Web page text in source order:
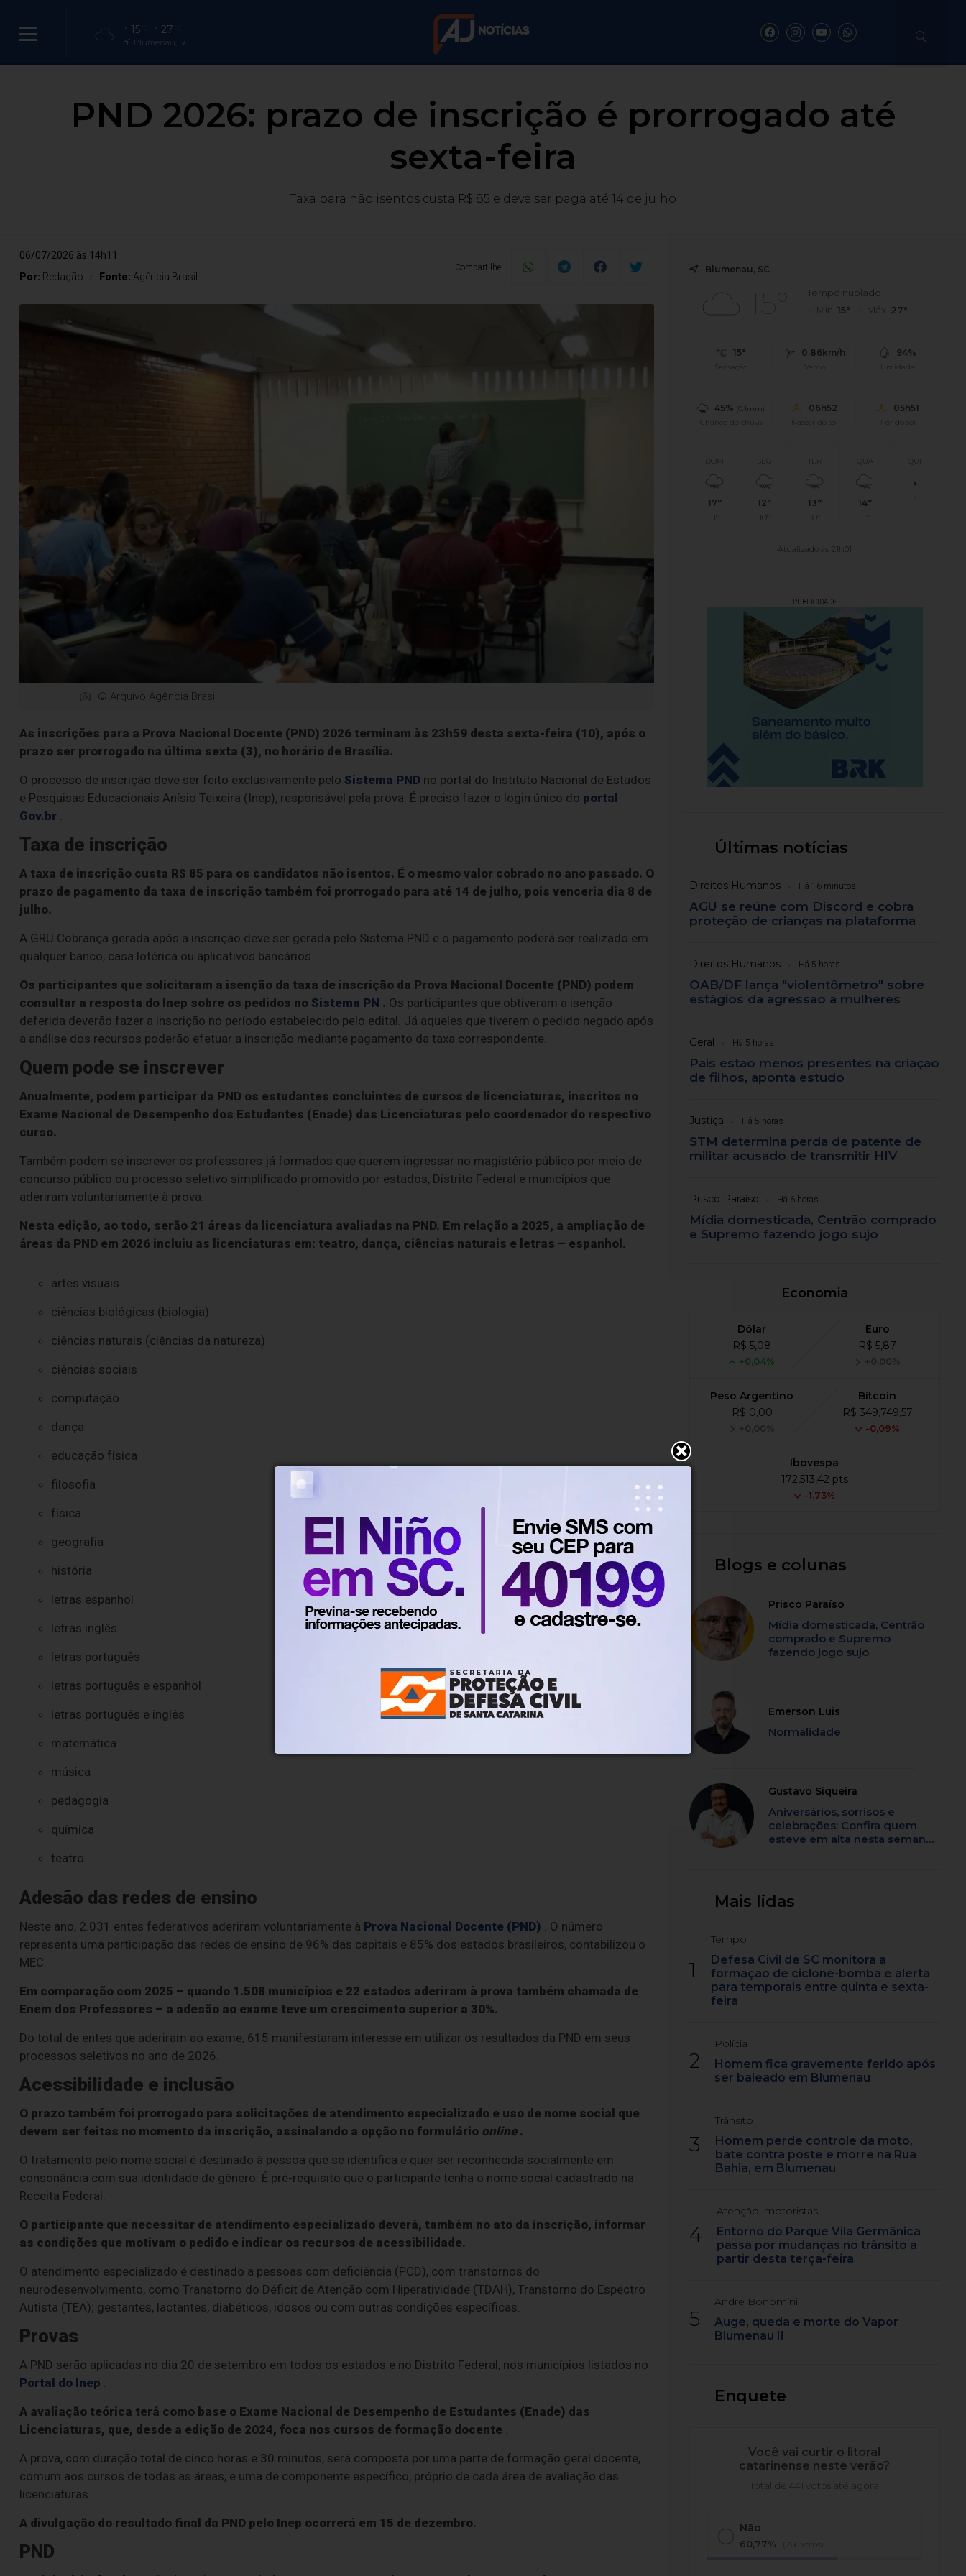
15 27
Blumenau, SC
PND 2026: prazo de inscrição é prorrogado até
sexta-feira
Taxa para não isentos custa R$ 85 e deve ser paga até 14 de julho
06/07/2026 às 14h11
Por: Redação Fonte: Agência Brasil
Compartilhe:
© Arquivo Agência Brasil
As inscrições para a Prova Nacional Docente (PND) 2026 terminam às 23h59 desta sexta-feira (10), após o
prazo ser prorrogado na última sexta (3), no horário de Brasília.
O processo de inscrição deve ser feito exclusivamente pelo Sistema PND no portal do Instituto Nacional de Estudos
e Pesquisas Educacionais Anísio Teixeira (Inep), responsável pela prova. É preciso fazer o login único do portal
Gov.br .
Taxa de inscrição
A taxa de inscrição custa R$ 85 para os candidatos não isentos. É o mesmo valor cobrado no ano passado. O
prazo de pagamento da taxa de inscrição também foi prorrogado para até 14 de julho, pois venceria dia 8 de
julho.
A GRU Cobrança gerada após a inscrição deve ser gerada pelo Sistema PND e o pagamento poderá ser realizado em
qualquer banco, casa lotérica ou aplicativos bancários
Os participantes que solicitaram a isenção da taxa de inscrição da Prova Nacional Docente (PND) podem
consultar a resposta do Inep sobre os pedidos no Sistema PN . Os participantes que obtiveram a isenção
deferida deverão fazer a inscrição no período estabelecido pelo edital. Já aqueles que tiverem o pedido negado após
a análise dos recursos poderão efetuar a inscrição mediante pagamento da taxa correspondente.
Quem pode se inscrever
Anualmente, podem participar da PND os estudantes concluintes de cursos de licenciaturas, inscritos no
Exame Nacional de Desempenho dos Estudantes (Enade) das Licenciaturas pelo coordenador do respectivo
curso.
Também podem se inscrever os professores já formados que querem ingressar no magistério público por meio de
concurso público ou processo seletivo simplificado promovido por estados, Distrito Federal e municípios que
aderiram voluntariamente à prova.
Nesta edição, ao todo, serão 21 áreas da licenciatura avaliadas na PND. Em relação a 2025, a ampliação de
áreas da PND em 2026 incluiu as licenciaturas em: teatro, dança, ciências naturais e letras – espanhol.
artes visuais
ciências biológicas (biologia)
ciências naturais (ciências da natureza)
ciências sociais
computação
dança
educação física
filosofia
física
geografia
história
letras espanhol
letras inglês
letras português
letras português e espanhol
letras português e inglês
matemática
música
pedagogia
química
teatro
Adesão das redes de ensino
Neste ano, 2.031 entes federativos aderiram voluntariamente à Prova Nacional Docente (PND) . O número
representa uma participação das redes de ensino de 96% das capitais e 85% dos estados brasileiros, contabilizou o
MEC.
Em comparação com 2025 – quando 1.508 municípios e 22 estados aderiram à prova também chamada de
Enem dos Professores – a adesão ao exame teve um crescimento superior a 30%.
Do total de entes que aderiram ao exame, 615 manifestaram interesse em utilizar os resultados da PND em seus
processos seletivos no ano de 2026.
Acessibilidade e inclusão
O prazo também foi prorrogado para solicitações de atendimento especializado e uso de nome social que
devem ser feitas no momento da inscrição, assinalando a opção no formulário online.
O tratamento pelo nome social é destinado à pessoa que se identifica e quer ser reconhecida socialmente em
consonância com sua identidade de gênero. É pré-requisito que o participante tenha o nome social cadastrado na
Receita Federal.
O participante que necessitar de atendimento especializado deverá, também no ato da inscrição, informar
as condições que motivam o pedido e indicar os recursos de acessibilidade.
O atendimento especializado é destinado a pessoas com deficiência (PCD), com transtornos do
neurodesenvolvimento, como Transtorno do Déficit de Atenção com Hiperatividade (TDAH), Transtorno do Espectro
Autista (TEA); gestantes, lactantes, diabéticos, idosos ou com outras condições específicas.
Provas
A PND serão aplicadas no dia 20 de setembro em todos os estados e no Distrito Federal, nos municípios listados no
Portal do Inep .
A avaliação teórica terá como base o Exame Nacional de Desempenho de Estudantes (Enade) das
Licenciaturas, que, desde a edição de 2024, foca nos cursos de formação docente .
A prova, com duração total de cinco horas e 30 minutos, será composta por uma parte de formação geral docente,
comum aos cursos de todas as áreas, e uma de componente específico, próprio de cada área de avaliação das
licenciaturas.
A divulgação do resultado final da PND pelo Inep ocorrerá em 15 de dezembro.
PND
Blumenau, SC
15°
Tempo nublado
Mín.15° Máx. 27°
15°
Sensação
0.86km/h
Vento
94%
Umidade
45% (0.1mm)
Chance de chuva
06h52
Nascer do sol
05h51
Pôr do sol
DOM
17°
11°
12°
10°
TER
13°
10°
QUA
14°
11°
°
Atualizado às 21h01
PUBLICIDADE
Últimas notícias
Direitos Humanos Há 16 minutos
AGU se reúne com Discord e cobra
proteção de crianças na plataforma
Direitos Humanos Há 5 horas
OAB/DF lança "violentômetro" sobre
estágios da agressão a mulheres
Geral Há 5 horas
Pais estão menos presentes na criação
de filhos, aponta estudo
Justiça Há 5 horas
STM determina perda de patente de
militar acusado de transmitir HIV
Prisco Paraíso Há 6 horas
Mídia domesticada, Centrão comprado
e Supremo fazendo jogo sujo
Economia
Dólar
R$ 5,08
+0,04%
Euro
R$ 5,87
+0,00%
Peso Argentino
R$ 0,00
+0,00%
Bitcoin
R$ 349,749,57
-0,09%
Ibovespa
172,513,42 pts
-1.73%
Blogs e colunas
Prisco Paraíso
Mídia domesticada, Centrão
comprado e Supremo
fazendo jogo sujo
Emerson Luis
Normalidade
Gustavo Siqueira
Aniversários, sorrisos e
celebrações: Confira quem
esteve em alta nesta semana
Mais lidas
1
Tempo
Defesa Civil de SC monitora a
formação de ciclone-bomba e alerta
para temporais entre quinta e sexta-
feira
2
Polícia
Homem fica gravemente ferido após
ser baleado em Blumenau
3
Trânsito
Homem perde controle da moto,
bate contra poste e morre na Rua
Bahia, em Blumenau
4
Atenção, motoristas
Entorno do Parque Vila Germânica
passa por mudanças no trânsito a
partir desta terça-feira
5
André Bonomini
Auge, queda e morte do Vapor
Blumenau II
Enquete
Você vai curtir o litoral
catarinense neste verão?
Total de 441 votos até agora
Não
60,77% (268 votos)